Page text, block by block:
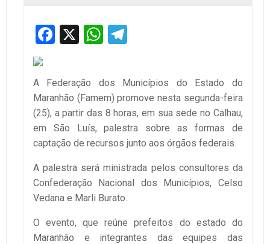
Facebook
X WhatsApp
A Federação dos Municípios do Estado do
Maranhão (Famem) promove nesta segunda-feira
(25), a partir das 8 horas, em sua sede no Calhau,
em São Luís, palestra sobre as formas de
captação de recursos junto aos órgãos federais.
A palestra será ministrada pelos consultores da
Confederação Nacional dos Municípios, Celso
Vedana e Marli Burato.
O evento, que reúne prefeitos do estado do
Maranhão e integrantes das equipes das